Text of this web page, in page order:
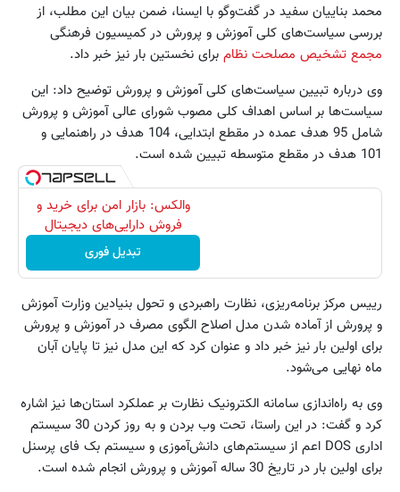
محمد بناییان سفید در گفت‌وگو با ایسنا، ضمن بیان این مطلب، از
بررسی سیاست‌های کلی آموزش و پرورش در کمیسیون فرهنگی
مجمع تشخیص مصلحت نظام برای نخستین بار نیز خبر داد.
وی درباره تبیین سیاست‌های کلی آموزش و پرورش توضیح داد: این
سیاست‌ها بر اساس اهداف کلی مصوب شورای عالی آموزش و پرورش
شامل 95 هدف عمده در مقطع ابتدایی، 104 هدف در راهنمایی و
101 هدف در مقطع متوسطه تبیین شده است.
والکس: بازار امن برای خرید و
فروش دارایی‌های دیجیتال
تبدیل فوری
رییس مرکز برنامه‌ریزی، نظارت راهبردی و تحول بنیادین وزارت آموزش
و پرورش از آماده شدن مدل اصلاح الگوی مصرف در آموزش و پرورش
برای اولین بار نیز خبر داد و عنوان کرد که این مدل نیز تا پایان آبان
ماه نهایی می‌شود.
وی به راه‌اندازی سامانه الکترونیک نظارت بر عملکرد استان‌ها نیز اشاره
کرد و گفت: در این راستا، تحت وب بردن و به روز کردن 30 سیستم
اداری DOS اعم از سیستم‌های دانش‌آموزی و سیستم بک فای پرسنل
برای اولین بار در تاریخ 30 ساله آموزش و پرورش انجام شده است.